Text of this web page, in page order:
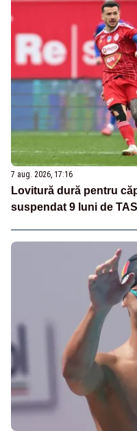
7 aug. 2026, 17:16
Lovitură dură pentru
suspendat 9 luni de